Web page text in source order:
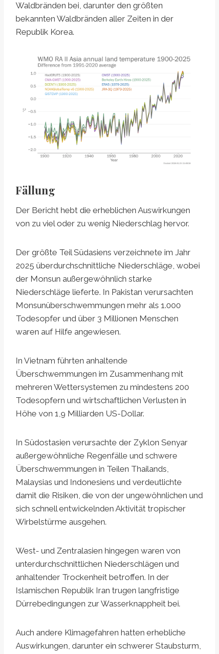
Waldbränden bei, darunter den größten
bekannten Waldbränden aller Zeiten in der
Republik Korea.
Fällung
Der Bericht hebt die erheblichen Auswirkungen
von zu viel oder zu wenig Niederschlag hervor.
Der größte Teil Südasiens verzeichnete im Jahr
2025 überdurchschnittliche Niederschläge, wobei
der Monsun außergewöhnlich starke
Niederschläge lieferte. In Pakistan verursachten
Monsunüberschwemmungen mehr als 1.000
Todesopfer und über 3 Millionen Menschen
waren auf Hilfe angewiesen.
In Vietnam führten anhaltende
Überschwemmungen im Zusammenhang mit
mehreren Wettersystemen zu mindestens 200
Todesopfern und wirtschaftlichen Verlusten in
Höhe von 1,9 Milliarden US-Dollar.
In Südostasien verursachte der Zyklon Senyar
außergewöhnliche Regenfälle und schwere
Überschwemmungen in Teilen Thailands,
Malaysias und Indonesiens und verdeutlichte
damit die Risiken, die von der ungewöhnlichen und
sich schnell entwickelnden Aktivität tropischer
Wirbelstürme ausgehen.
West- und Zentralasien hingegen waren von
unterdurchschnittlichen Niederschlägen und
anhaltender Trockenheit betroffen. In der
Islamischen Republik Iran trugen langfristige
Dürrebedingungen zur Wasserknappheit bei.
Auch andere Klimagefahren hatten erhebliche
Auswirkungen, darunter ein schwerer Staubsturm,